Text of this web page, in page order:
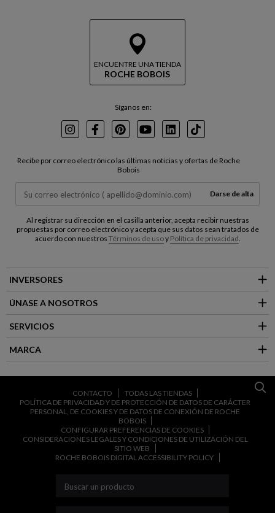
ENCUENTRE UNA TIENDA
ROCHE BOBOIS
Síganos en:
InstagramFacebookPinterest
YoutubeLinkedInTikTok
Recibe por correo electrónico las últimas noticias y ofertas de Roche
Bobois
Darse de alta
Al registrar su dirección en el casilla anterior, acepta recibir nuestras
propuestas por correo electrónico y acepta que sus datos sean tratados de
acuerdo con nuestros Términos de usoy Política de privacidad
INVERSORES
ÚNASE A NOSOTROS
SERVICIOS
MARCA
CONTACTO
TODAS LAS TIENDAS
POLÍTICA DE PRIVACIDAD Y DE PROTECCIÓN DE DATOS DE CARÁCTER
PERSONAL, DE COOKIES Y DE DATOS DE CONEXIÓN DE ROCHE
BOBOIS
CONFIGURAR PREFERENCIAS DE COOKIES
CONSIDERACIONES LEGALES Y CONDICIONES DE UTILIZACIÓN DEL
SITIO WEB
ROCHE BOBOIS DIGITAL ACCESSIBILITY POLICY